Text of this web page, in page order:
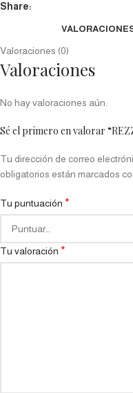
Share:
Valoraciones (0)
Valoraciones
No hay valoraciones aún.
Sé el primero en valorar
Tu dirección de correo
obligatorios están marcados
Tu puntuación *
Tu valoración *